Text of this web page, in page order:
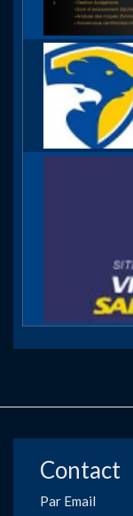
Contact
Par Email